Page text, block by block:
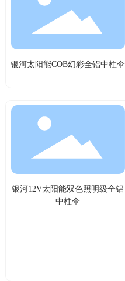
银河太阳能COB幻彩全铝中柱伞
银河12V太阳能双色照明级全铝
中柱伞